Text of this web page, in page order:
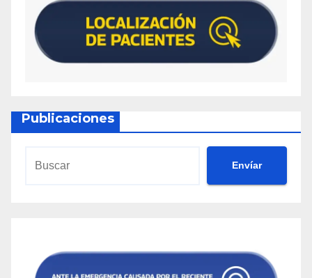
Publicaciones
Envíar